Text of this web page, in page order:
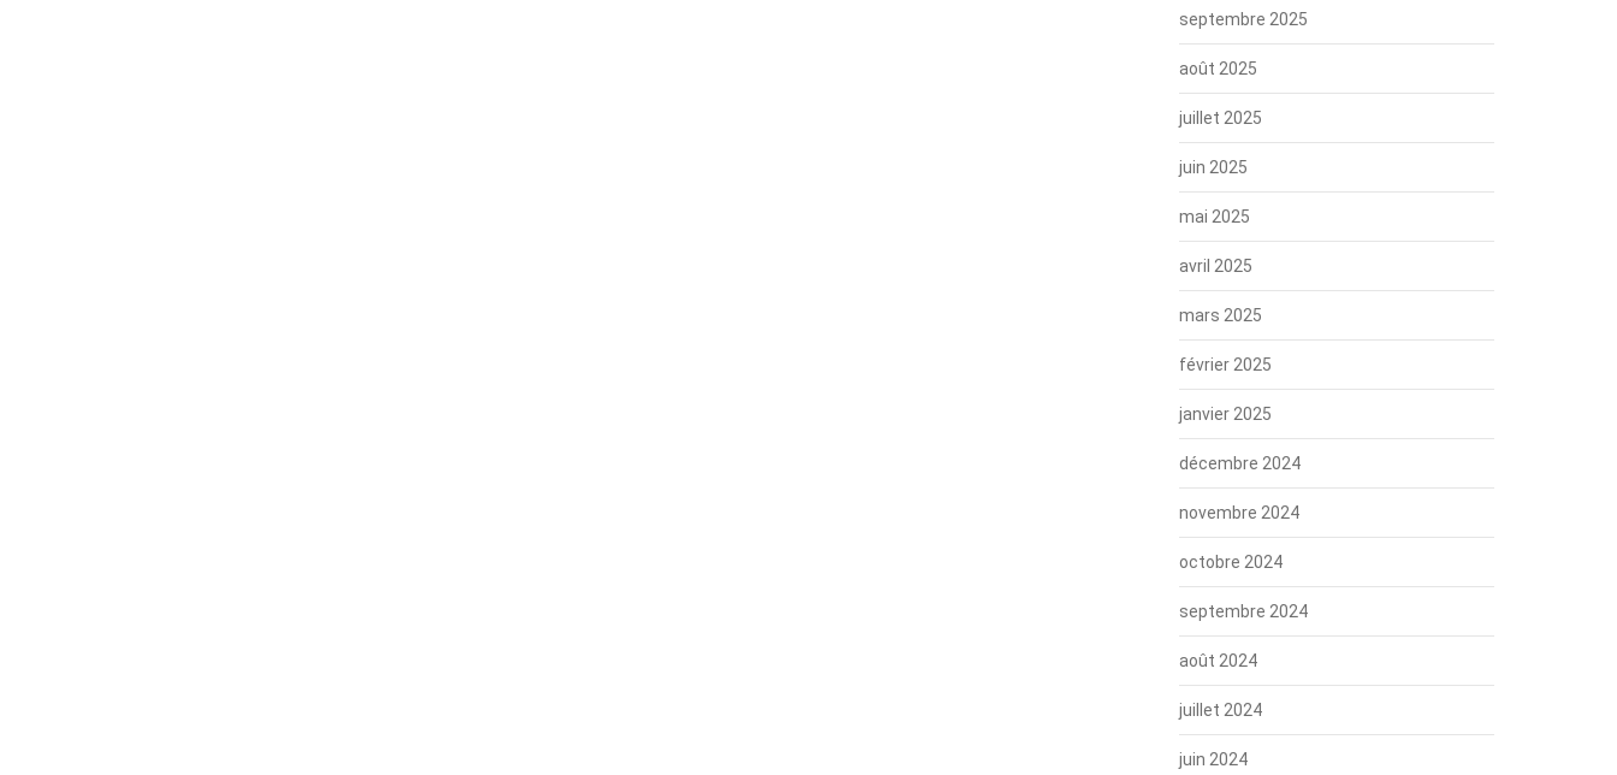
septembre 2025
août 2025
juillet 2025
juin 2025
mai 2025
avril 2025
mars 2025
février 2025
janvier 2025
décembre 2024
novembre 2024
octobre 2024
septembre 2024
août 2024
juillet 2024
juin 2024